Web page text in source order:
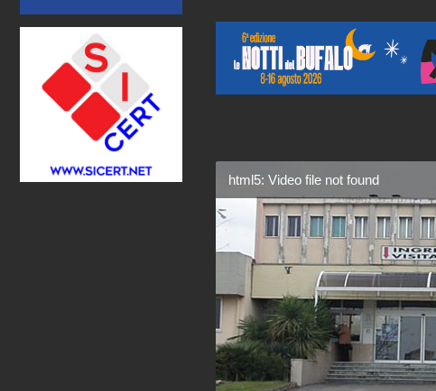
html5: Video file not found